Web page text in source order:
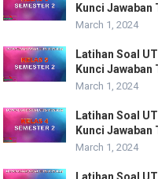
Kunci Jawaban
March 1, 2024
Latihan Soal
Kunci Jawaban
March 1, 2024
Latihan Soal
Kunci Jawaban
March 1, 2024